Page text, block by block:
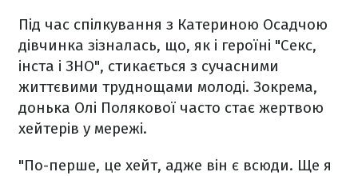
Під час спілкування з Катериною Осадчою
дівчинка зізналась, що, як і героїні "Секс,
інста і ЗНО", стикається з сучасними
життєвими труднощами молоді. Зокрема,
донька Олі Полякової часто стає жертвою
хейтерів у мережі.
"По-перше, це хейт, адже він є всюди. Ще я